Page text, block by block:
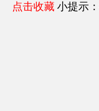
点击收藏 小提示